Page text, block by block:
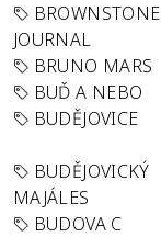
BROWNSTONE
JOURNAL
BRUNO MARS
BUĎ A NEBO
BUDĚJOVICE
BUDĚJOVICKÝ
MAJÁLES
BUDOVA C